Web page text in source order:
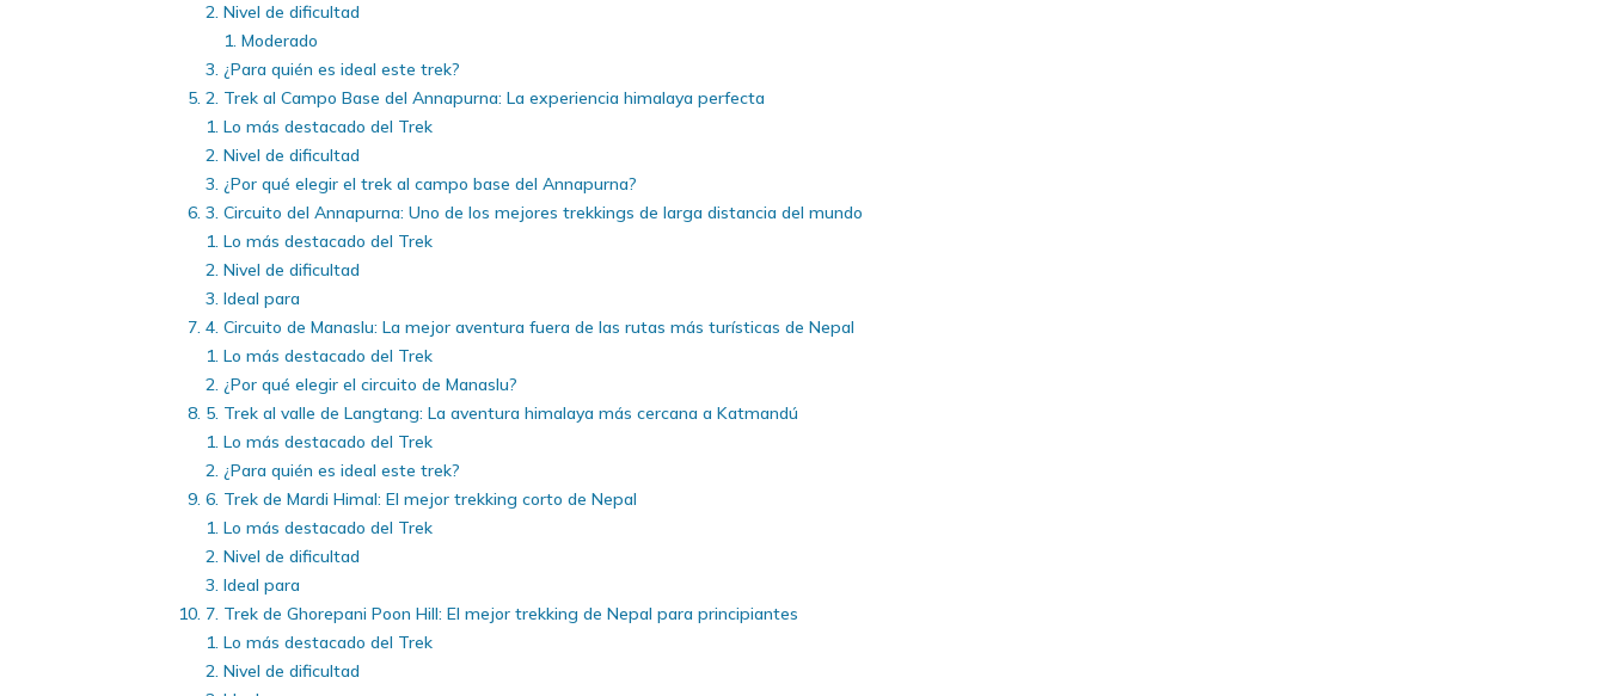
Nivel de dificultad
Moderado
¿Para quién es ideal este trek?
2. Trek al Campo Base del Annapurna: La experiencia himalaya perfecta
Lo más destacado del Trek
Nivel de dificultad
¿Por qué elegir el trek al campo base del Annapurna?
3. Circuito del Annapurna: Uno de los mejores trekkings de larga distancia del mundo
Lo más destacado del Trek
Nivel de dificultad
Ideal para
4. Circuito de Manaslu: La mejor aventura fuera de las rutas más turísticas de Nepal
Lo más destacado del Trek
¿Por qué elegir el circuito de Manaslu?
5. Trek al valle de Langtang: La aventura himalaya más cercana a Katmandú
Lo más destacado del Trek
¿Para quién es ideal este trek?
6. Trek de Mardi Himal: El mejor trekking corto de Nepal
Lo más destacado del Trek
Nivel de dificultad
Ideal para
7. Trek de Ghorepani Poon Hill: El mejor trekking de Nepal para principiantes
Lo más destacado del Trek
Nivel de dificultad